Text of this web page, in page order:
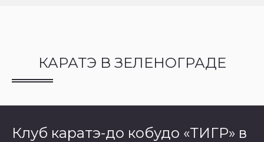
КАРАТЭ В ЗЕЛЕНОГРАДЕ
Клуб каратэ-до кобудо «ТИГР» в